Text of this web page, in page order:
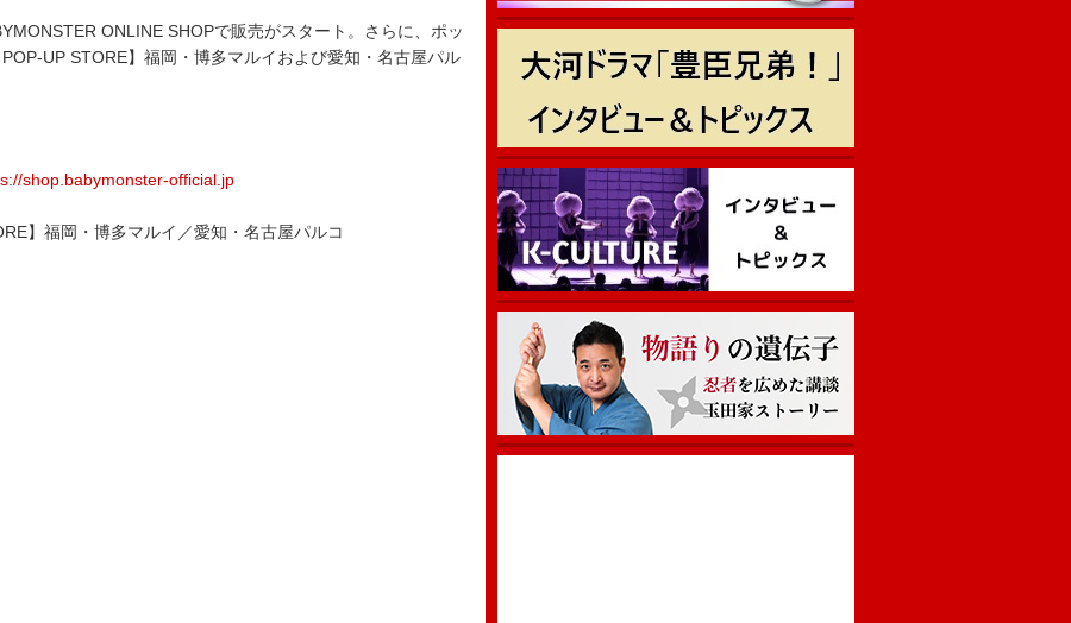
ONLINE SHOPで販売がスタート。さらに、ポッ
UP STORE】福岡・博多マルイおよび愛知・名古屋パル
shop.babymonster-official.jp
】福岡・博多マルイ／愛知・名古屋パルコ